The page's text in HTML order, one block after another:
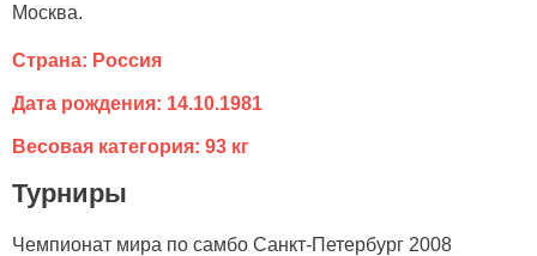
Москва.
Страна: Россия
Дата рождения: 14.10.1981
Весовая категория: 93 кг
Турниры
Чемпионат мира по самбо Санкт-Петербург 2008